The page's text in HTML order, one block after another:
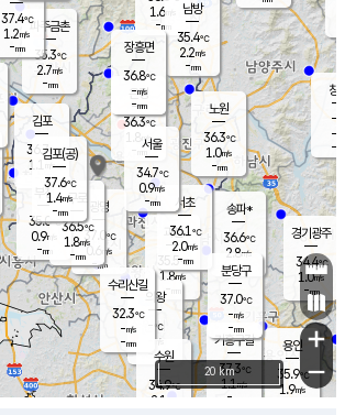
1.6
-mm
과천
35.5℃
1.8m/s
- mm
용인
35.9℃
1.9m/s
경기광주
34.4℃
1.0m/s
-mm
파주금촌
35.3℃
2.7m/s
-mm
창
-
-m/
-
37.4℃
1.2m/s
-mm
의왕
- ℃
m/s
mm
김포
36.7℃
1.1 m/s
mm
광명
37.0
℃
0.6 m/s
-mm
부천
35.0℃
0.9m/s
-mm
구로
36.5℃
1.8m/s
-mm
은평
36.3℃
1.8 m/s
- mm
노원
36.3℃
1.0m/s
-mm
송파*
36.6℃
2.8m/s
-mm
서초
36.1℃
2.0m/s
-mm
남방
35.4℃
2.2m/s
-mm
기흥구갈
37.3℃
1.1m/s
-
수리산길
32.3℃
-m/s
-mm
분당구
37.0℃
-m/s
-mm
장흥면
36.8℃
-m/s
-mm
김포(공)
37.6℃
1.4m/s
-mm
수원
34.9℃
2.1 m/s
서울
34.7℃
0.9m/s
-mm
+
−
20 km